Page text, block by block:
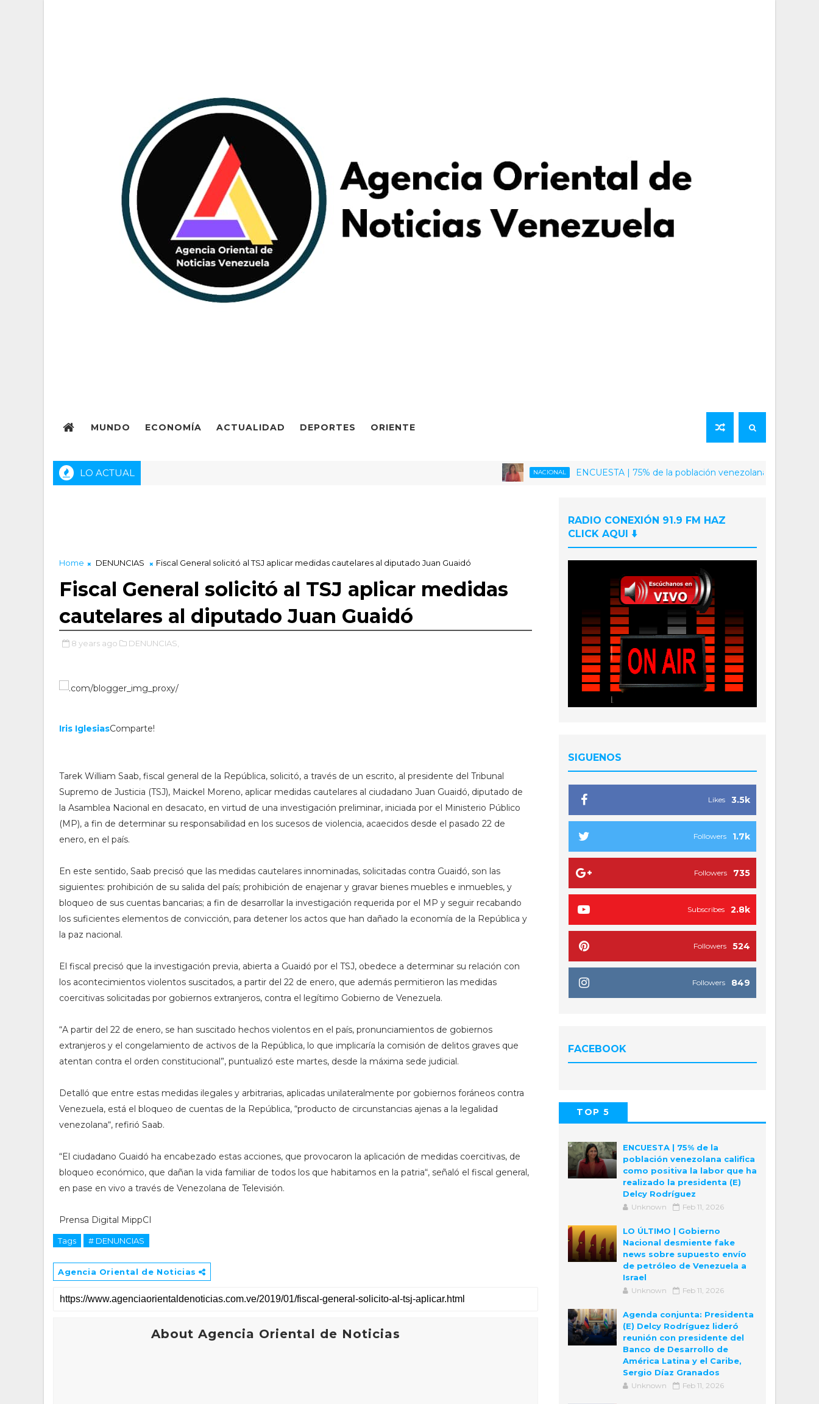
MUNDO ECONOMÍA ACTUALIDAD DEPORTES ORIENTE
LO ACTUAL NACIONAL ENCUESTA | 75% de la población venezolana califica como
Home DENUNCIAS Fiscal General solicitó al TSJ aplicar medidas cautelares al diputado Juan Guaidó
Fiscal General solicitó al TSJ aplicar medidas
cautelares al diputado Juan Guaidó
8 years ago DENUNCIAS,
Iris IglesiasComparte!
Tarek William Saab, fiscal general de la República, solicitó, a través de un escrito, al presidente del Tribunal
Supremo de Justicia (TSJ), Maickel Moreno, aplicar medidas cautelares al ciudadano Juan Guaidó, diputado de
la Asamblea Nacional en desacato, en virtud de una investigación preliminar, iniciada por el Ministerio Público
(MP), a fin de determinar su responsabilidad en los sucesos de violencia, acaecidos desde el pasado 22 de
enero, en el país.
En este sentido, Saab precisó que las medidas cautelares innominadas, solicitadas contra Guaidó, son las
siguientes: prohibición de su salida del país; prohibición de enajenar y gravar bienes muebles e inmuebles, y
bloqueo de sus cuentas bancarias; a fin de desarrollar la investigación requerida por el MP y seguir recabando
los suficientes elementos de convicción, para detener los actos que han dañado la economía de la República y
la paz nacional.
El fiscal precisó que la investigación previa, abierta a Guaidó por el TSJ, obedece a determinar su relación con
los acontecimientos violentos suscitados, a partir del 22 de enero, que además permitieron las medidas
coercitivas solicitadas por gobiernos extranjeros, contra el legítimo Gobierno de Venezuela.
“A partir del 22 de enero, se han suscitado hechos violentos en el país, pronunciamientos de gobiernos
extranjeros y el congelamiento de activos de la República, lo que implicaría la comisión de delitos graves que
atentan contra el orden constitucional”, puntualizó este martes, desde la máxima sede judicial.
Detalló que entre estas medidas ilegales y arbitrarias, aplicadas unilateralmente por gobiernos foráneos contra
Venezuela, está el bloqueo de cuentas de la República, “producto de circunstancias ajenas a la legalidad
venezolana“, refirió Saab.
“El ciudadano Guaidó ha encabezado estas acciones, que provocaron la aplicación de medidas coercitivas, de
bloqueo económico, que dañan la vida familiar de todos los que habitamos en la patria“, señaló el fiscal general,
en pase en vivo a través de Venezolana de Televisión.
Prensa Digital MippCI
Tags # DENUNCIAS
Agencia Oriental de Noticias
About Agencia Oriental de Noticias
RADIO CONEXIÓN 91.9 FM HAZ
CLICK AQUI ⬇️
SIGUENOS
3.5k
Likes
1.7k
Followers
735
Followers
2.8k
Subscribes
524
Followers
849
Followers
FACEBOOK
TOP 5
ENCUESTA | 75% de la
población venezolana califica
como positiva la labor que ha
realizado la presidenta (E)
Delcy Rodríguez
Unknown Feb 11, 2026
LO ÚLTIMO | Gobierno
Nacional desmiente fake
news sobre supuesto envío
de petróleo de Venezuela a
Israel
Unknown Feb 11, 2026
Agenda conjunta: Presidenta
(E) Delcy Rodríguez lideró
reunión con presidente del
Banco de Desarrollo de
América Latina y el Caribe,
Sergio Díaz Granados
Unknown Feb 11, 2026